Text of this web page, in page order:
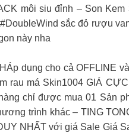
môi siu đỉnh – Son Kem
sắc đỏ rượu
này nha
dụng cho cả OFFLINE
rau má Skin1004 GIÁ
chỉ được mua 01 Sản
trình khác – TING
NHẤT với giá Sale Giá